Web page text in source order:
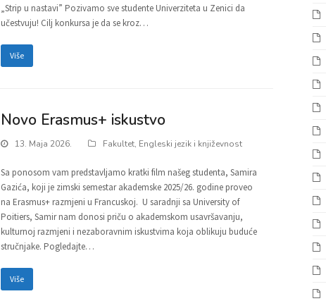
„Strip u nastavi” Pozivamo sve studente Univerziteta u Zenici da
učestvuju! Cilj konkursa je da se kroz…
Više
Novo Erasmus+ iskustvo
13. Maja 2026. Fakultet, Engleski jezik i književnost
Sa ponosom vam predstavljamo kratki film našeg studenta, Samira
Gazića, koji je zimski semestar akademske 2025/26. godine proveo
na Erasmus+ razmjeni u Francuskoj. U saradnji sa University of
Poitiers, Samir nam donosi priču o akademskom usavršavanju,
kulturnoj razmjeni i nezaboravnim iskustvima koja oblikuju buduće
stručnjake. Pogledajte…
Više